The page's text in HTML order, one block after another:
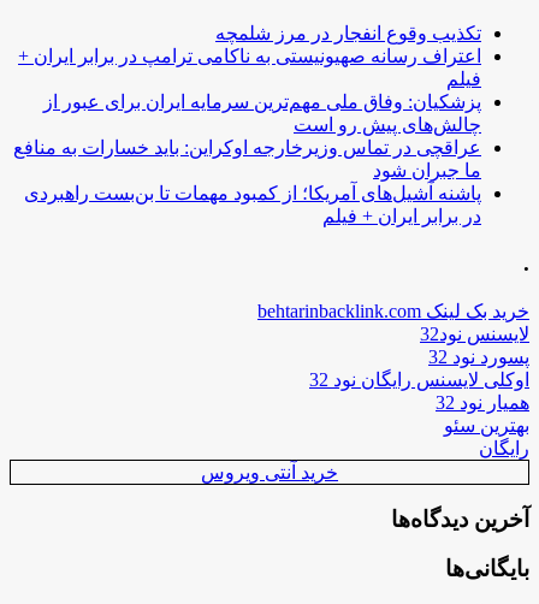
تکذیب وقوع انفجار در مرز شلمچه
اعتراف رسانه صهیونیستی به ناکامی ترامپ در برابر ایران +
فیلم
پزشکیان: وفاق ملی مهم‌ترین سرمایه ایران برای عبور از
چالش‌های پیش رو است
عراقچی در تماس وزیرخارجه اوکراین: باید خسارات به منافع
ما جبران شود
پاشنه آشیل‌های آمریکا؛ از کمبود مهمات تا بن‌بست راهبردی
در برابر ایران + فیلم
.
خرید بک لینک behtarinbacklink.com
لایسنس نود32
پسورد نود 32
اوکلی لایسنس رایگان نود 32
همیار نود 32
بهترین سئو
رایگان
خرید آنتی ویروس
آخرین دیدگاه‌ها
بایگانی‌ها